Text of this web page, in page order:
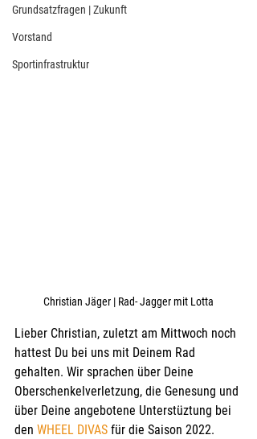
Grundsatzfragen | Zukunft
Vorstand
Sportinfrastruktur
Christian Jäger | Rad- Jagger mit Lotta
Lieber Christian, zuletzt am Mittwoch noch
hattest Du bei uns mit Deinem Rad
gehalten. Wir sprachen über Deine
Oberschenkelverletzung, die Genesung und
über Deine angebotene Unterstüztung bei
den WHEEL DIVAS für die Saison 2022.